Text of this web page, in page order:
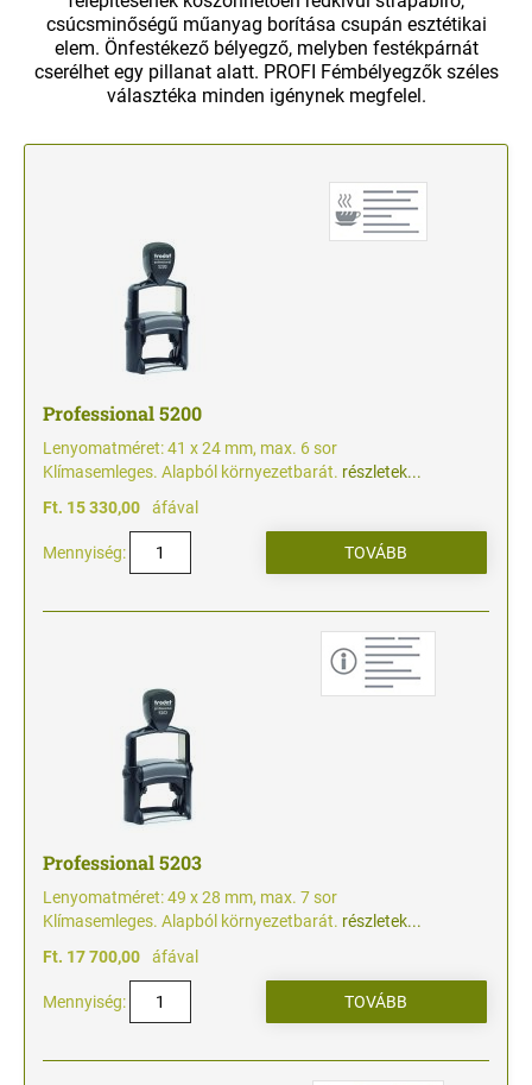
PROFI FÉM SORSZÁMOZÓK
OFFICE PRINTY KÉSZBÉLYEGZŐK
CLASSIC KÉZI SORSZÁMOZÓK
AUTOMATA SORSZÁMOZÓ BÉLYEGZŐK
TYPO PROFI KIRAKÓS BÉLYEGZŐK
KIEGÉSZÍTŐK TYPO BÉLYEGZŐKHÖZ
KIEGÉSZÍTŐK
CSEREPÁRNA PROFI FÉMBÉLYEGZŐKHÖZ ÉS
AUTOMATA SORSZÁMOZÓHOZ
BÉLYEGZŐ ÁLLVÁNYOK
csúcsminőségű műanyag borítása csupán esztétikai
elem. Önfestékező bélyegző, melyben festékpárnát
cserélhet egy pillanat alatt. PROFI Fémbélyegzők széles
választéka minden igénynek megfelel.
Professional 5200
Lenyomatméret: 41 x 24 mm, max. 6 sor
Klímasemleges. Alapból környezetbarát. részletek...
Ft. 15 330,00
áfával
Mennyiség:
Professional 5203
Lenyomatméret: 49 x 28 mm, max. 7 sor
Klímasemleges. Alapból környezetbarát. részletek...
Ft. 17 700,00
áfával
Mennyiség: